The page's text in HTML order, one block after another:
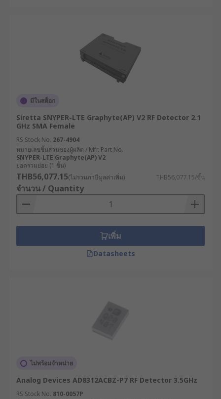
Applications include
• Transmit/Receive Power Measurement
• Input Protection
• Return Loss Measurement
• RF Pulse Detection
• Precise RF Power Measurement in Test and
Measurement
• Materials Analysis
• Healthcare
• Traffic management
มีในสต็อก
Siretta SNYPER-LTE Graphyte(AP) V2 RF Detector 2.1
GHz SMA Female
RS Stock No. 267-4904
หมายเลขชิ้นส่วนของผู้ผลิต / Mfr. Part No.
SNYPER-LTE Graphyte(AP) V2
ยอดรวมย่อย (1 ชิ้น)
THB56,077.15(ไม่รวมภาษีมูลค่าเพิ่ม) THB56,077.15/ชิ้น
จำนวน / Quantity
เพิ่ม
Datasheets
ไม่พร้อมจำหน่าย
Analog Devices AD8312ACBZ-P7 RF Detector 3.5GHz
RS Stock No. 810-0057P